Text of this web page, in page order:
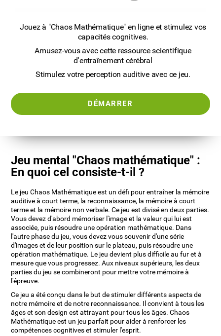
Jouez à "Chaos Mathématique" en ligne et stimulez vos
capacités cognitives.
Amusez-vous avec cette ressource scientifique
d'entraînement cérébral
Stimulez votre perception auditive avec ce jeu.
DÉMARRER
Jeu mental "Chaos mathématique" :
En quoi cel consiste-t-il ?
Le jeu Chaos Mathématique est un défi pour entraîner la mémoire
auditive à court terme, la reconnaissance, la mémoire à court
terme et la mémoire non verbale. Ce jeu est divisé en deux parties.
Vous devez d'abord mémoriser l'image et la valeur qui lui est
associée, puis résoudre une opération mathématique. Dans
l'autre phase du jeu, vous devez vous souvenir d'une série
d'images et de leur position sur le plateau, puis résoudre une
opération mathématique. Le jeu devient plus difficile au fur et à
mesure que vous progressez. Aux niveaux supérieurs, les deux
parties du jeu se combineront pour mettre votre mémoire à
l'épreuve.
Ce jeu a été conçu dans le but de stimuler différents aspects de
notre mémoire et de notre reconnaissance. Il convient à tous les
âges et son design est attrayant pour tous les âges. Chaos
Mathématique est un jeu parfait pour aider à renforcer les
compétences cognitives et stimuler l'esprit.